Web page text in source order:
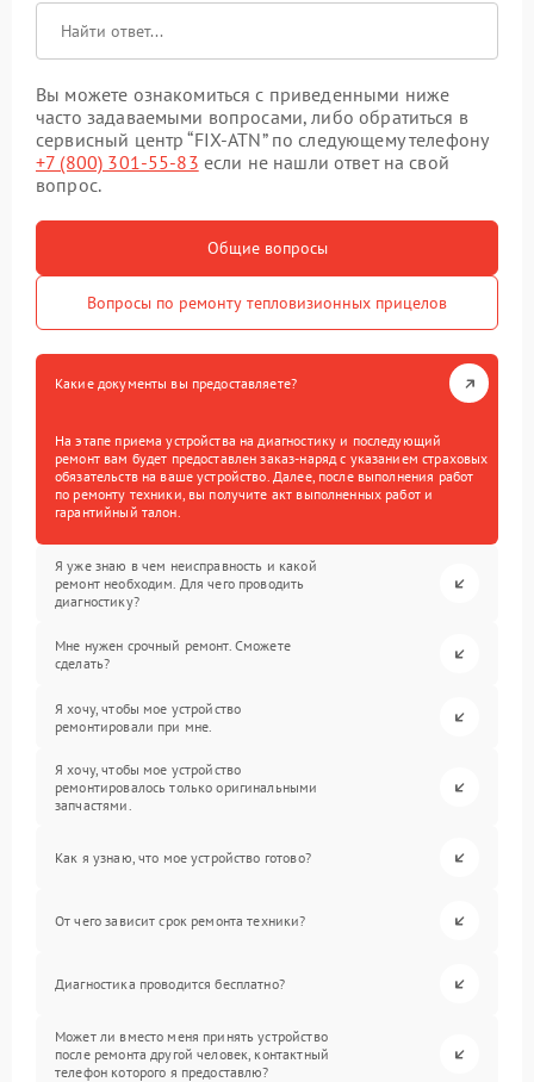
Вы можете ознакомиться с приведенными ниже
часто задаваемыми вопросами, либо обратиться в
сервисный центр “FIX-ATN” по следующему телефону
+7 (800) 301-55-83 если не нашли ответ на свой
вопрос.
Общие вопросы
Вопросы по ремонту тепловизионных прицелов
Какие документы вы предоставляете?
На этапе приема устройства на диагностику и последующий
ремонт вам будет предоставлен заказ-наряд с указанием страховых
обязательств на ваше устройство. Далее, после выполнения работ
по ремонту техники, вы получите акт выполненных работ и
гарантийный талон.
Я уже знаю в чем неисправность и какой
ремонт необходим. Для чего проводить
диагностику?
Мне нужен срочный ремонт. Сможете
сделать?
Я хочу, чтобы мое устройство
ремонтировали при мне.
Я хочу, чтобы мое устройство
ремонтировалось только оригинальными
запчастями.
Как я узнаю, что мое устройство готово?
От чего зависит срок ремонта техники?
Диагностика проводится бесплатно?
Может ли вместо меня принять устройство
после ремонта другой человек, контактный
телефон которого я предоставлю?